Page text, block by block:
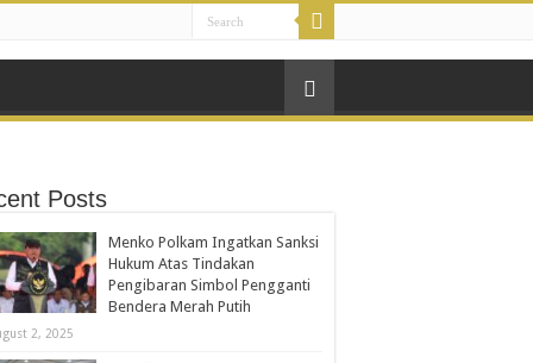
Posts
Menko Polkam Ingatkan Sanksi
Hukum Atas Tindakan
Pengibaran Simbol Pengganti
Bendera Merah Putih
2, 2025